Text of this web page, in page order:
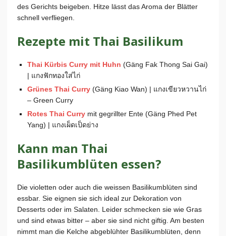
des Gerichts beigeben. Hitze lässt das Aroma der Blätter
schnell verfliegen.
Rezepte mit Thai Basilikum
Thai Kürbis Curry mit Huhn (Gäng Fak Thong Sai Gai)
| แกงฟักทองใส่ไก่
Grünes Thai Curry (Gäng Kiao Wan) | แกงเขียวหวานไก่
– Green Curry
Rotes Thai Curry mit gegrillter Ente (Gäng Phed Pet
Yang) | แกงเผ็ดเป็ดย่าง
Kann man Thai
Basilikumblüten essen?
Die violetten oder auch die weissen Basilikumblüten sind
essbar. Sie eignen sie sich ideal zur Dekoration von
Desserts oder im Salaten. Leider schmecken sie wie Gras
und sind etwas bitter – aber sie sind nicht giftig. Am besten
nimmt man die Kelche abgeblühter Basilikumblüten, denn